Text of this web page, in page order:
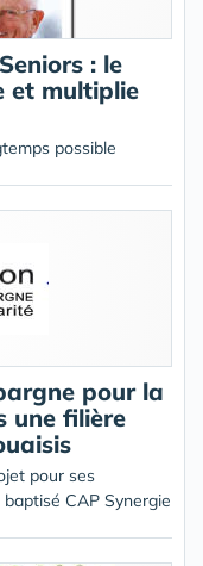
: le
et multiplie
possible
pour la
une filière
pour ses
CAP Synergie